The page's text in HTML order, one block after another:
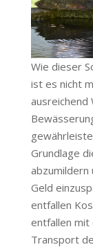
Wie dieser
ist es nicht
ausreichend
Grundlage
abzumildern
Geld
entfallen
entfallen mit
Transport